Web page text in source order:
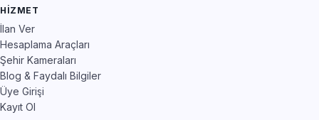
HIZMET
İlan Ver
Hesaplama Araçları
Şehir Kameraları
Blog & Faydalı Bilgiler
Üye Girişi
Kayıt Ol